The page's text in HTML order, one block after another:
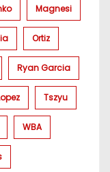
Magnesi
Ortiz
Ryan Garcia
Tszyu
WBA